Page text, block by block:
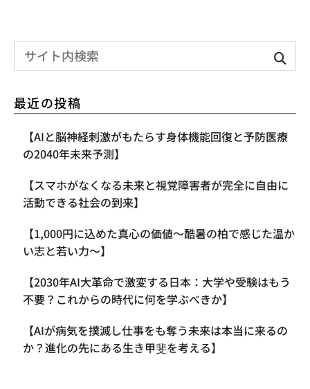
最近の投稿
【AIと脳神経刺激がもたらす身体機能回復と予防医療
の2040年未来予測】
【スマホがなくなる未来と視覚障害者が完全に自由に
活動できる社会の到来】
【1,000円に込めた真心の価値〜酷暑の柏で感じた温か
い志と若い力〜】
【2030年AI大革命で激変する日本：大学や受験はもう
不要？これからの時代に何を学ぶべきか】
【AIが病気を撲滅し仕事をも奪う未来は本当に来るの
か？進化の先にある生き甲斐を考える】